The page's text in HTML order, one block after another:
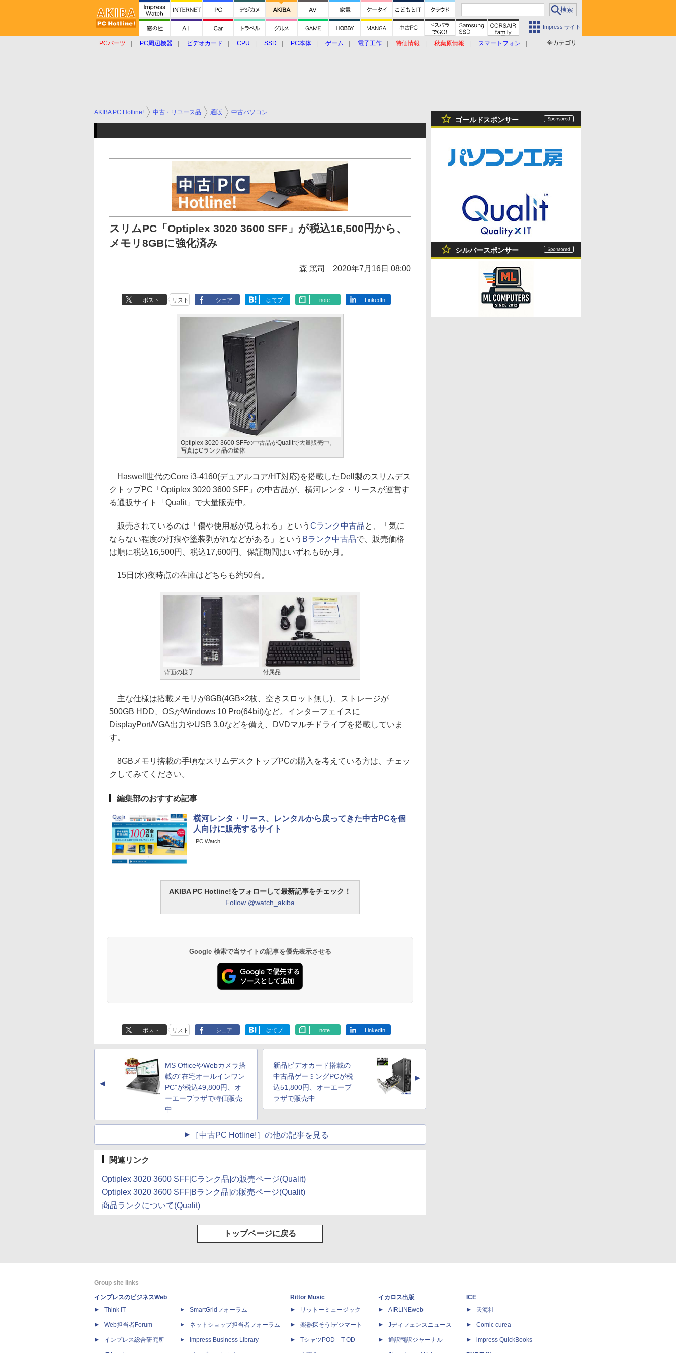
Impress サイト
全カテゴリ
PCパーツ PC周辺機器 ビデオカード CPU SSD PC本体 ゲーム 電子工作 特価情報 秋葉原情報
スマートフォン
ゴールドスポンサー
シルバースポンサー
AKIBA PC Hotline! 中古・リユース品 通販 中古パソコン
スリムPC「Optiplex 3020 3600 SFF」が税込16,500円から、
メモリ8GBに強化済み
森 篤司 2020年7月16日 08:00
ポスト リスト シェア はてブ note LinkedIn
Optiplex 3020 3600 SFFの中古品がQualitで大量販売中。
写真はCランク品の筐体
Haswell世代のCore i3-4160(デュアルコア/HT対応)を搭載したDell製のスリムデス
クトップPC「Optiplex 3020 3600 SFF」の中古品が、横河レンタ・リースが運営す
る通販サイト「Qualit」で大量販売中。
販売されているのは「傷や使用感が見られる」という Cランク中古品と、「気に
ならない程度の打痕や塗装剥がれなどがある」という Bランク中古品で、販売価格
は順に税込16,500円、税込17,600円。保証期間はいずれも6か月。
15日(水)夜時点の在庫はどちらも約50台。
背面の様子 付属品
主な仕様は搭載メモリが8GB(4GB×2枚、空きスロット無し)、ストレージが
500GB HDD、OSがWindows 10 Pro(64bit)など。インターフェイスに
DisplayPort/VGA出力やUSB 3.0などを備え、DVDマルチドライブを搭載していま
す。
8GBメモリ搭載の手頃なスリムデスクトップPCの購入を考えている方は、チェッ
クしてみてください。
編集部のおすすめ記事
横河レンタ・リース、レンタルから戻ってきた中古PCを個
人向けに販売するサイト
PC Watch
AKIBA PC Hotline!をフォローして最新記事をチェック！
Follow @watch_akiba
Google 検索で当サイトの記事を優先表示させる
ポスト リスト シェア はてブ note LinkedIn
▲
MS OfficeやWebカメラ搭
載の“在宅オールインワン
PC”が税込49,800円、オ
ーエープラザで特価販売
中
新品ビデオカード搭載の
中古品ゲーミングPCが税
込51,800円、オーエープ
ラザで販売中
▲
［中古PC Hotline!］の他の記事を見る
関連リンク
Optiplex 3020 3600 SFF[Cランク品]の販売ページ(Qualit)
Optiplex 3020 3600 SFF[Bランク品]の販売ページ(Qualit)
商品ランクについて(Qualit)
トップページに戻る
Group site links
インプレスのビジネスWeb
Think IT
Web担当者Forum
インプレス総合研究所
SmartGridフォーラム
ネットショップ担当者フォーラム
Impress Business Library
Rittor Music
リットーミュージック
楽器探そう!デジマート
TシャツPOD T-OD
イカロス出版
AIRLINEweb
Jディフェンスニュース
通訳翻訳ジャーナル
ICE
天海社
Comic curea
impress QuickBooks